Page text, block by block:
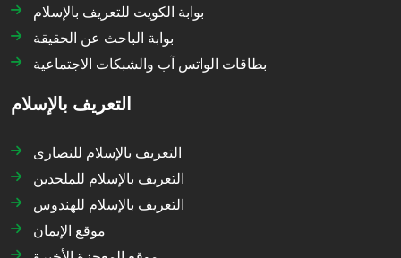
بوابة الكويت للتعريف بالإسلام
بوابة الباحث عن الحقيقة
بطاقات الواتس آب والشبكات الاجتماعية
التعريف بالإسلام
التعريف بالإسلام للنصارى
التعريف بالإسلام للملحدين
التعريف بالإسلام للهندوس
موقع الإيمان